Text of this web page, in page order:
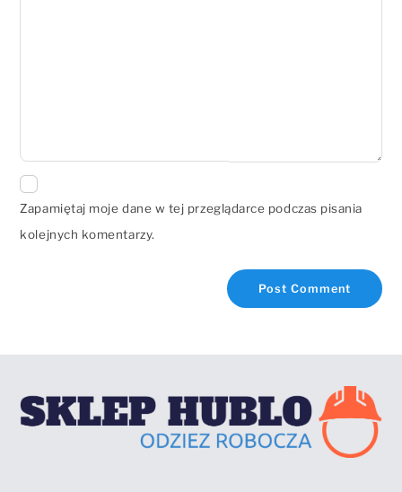
Zapamiętaj moje dane w tej przeglądarce podczas pisania
kolejnych komentarzy.